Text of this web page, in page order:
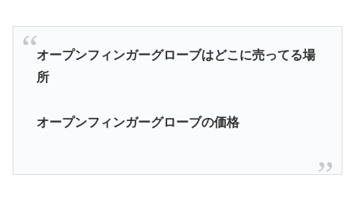
オープンフィンガーグローブはどこに売ってる場
所
オープンフィンガーグローブの価格